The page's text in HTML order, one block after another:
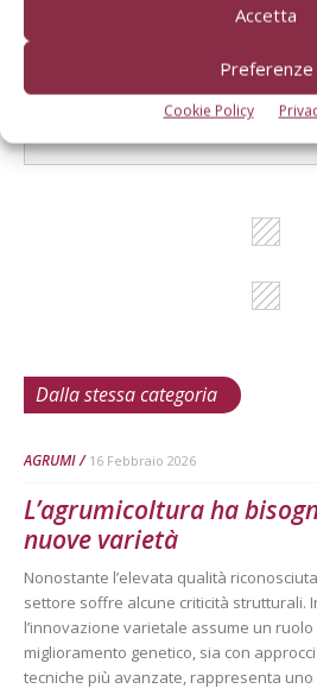
Accetta
Preferenze
Cookie Policy
I consigli di Terra e Vita
Cerca adesso
Dalla stessa categoria
AGRUMI 16 Febbraio 2026
L’agrumicoltura ha
nuove varietà
Nonostante l’elevata qualità
settore soffre alcune criticità strutturali.
l’innovazione varietale assume un
miglioramento genetico, sia con
tecniche più avanzate, rappresenta